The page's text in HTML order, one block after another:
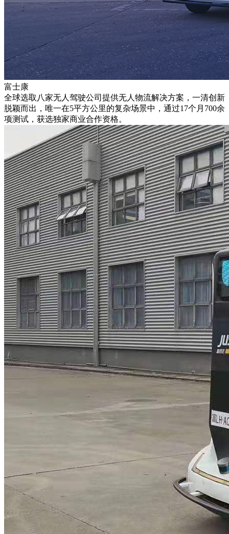
富士康
全球选取八家无人驾驶公司提供无人物流解决方案，一清创新
脱颖而出，唯一在5平方公里的复杂场景中，通过17个月700余
项测试，获选独家商业合作资格。